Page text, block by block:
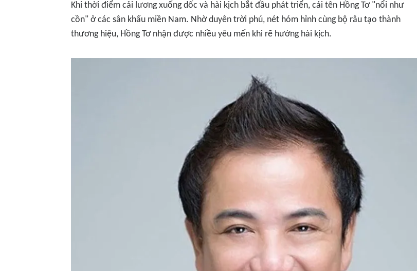
Khi thời điểm cải lương xuống dốc và hài kịch bắt đầu phát triển, cái tên Hồng Tơ "nổi như
cồn" ở các sân khấu miền Nam. Nhờ duyên trời phú, nét hóm hỉnh cùng bộ râu tạo thành
thương hiệu, Hồng Tơ nhận được nhiều yêu mến khi rẽ hướng hài kịch.